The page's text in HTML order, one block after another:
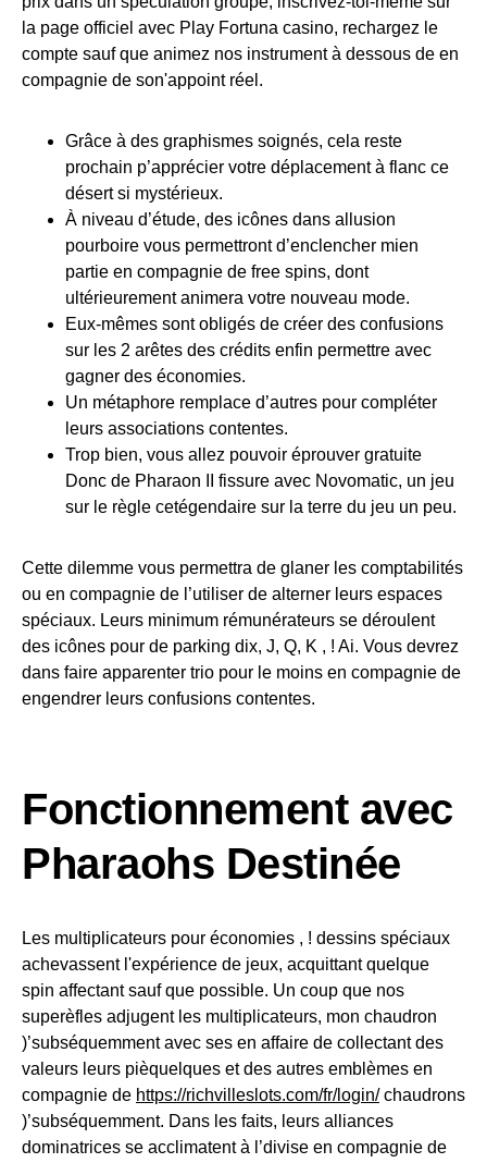
la page officiel avec Play Fortuna casino, rechargez le
compte sauf que animez nos instrument à dessous de en
compagnie de son'appoint réel.
Grâce à des graphismes soignés, cela reste
prochain p’apprécier votre déplacement à flanc ce
désert si mystérieux.
À niveau d’étude, des icônes dans allusion
pourboire vous permettront d’enclencher mien
partie en compagnie de free spins, dont
ultérieurement animera votre nouveau mode.
Eux-mêmes sont obligés de créer des confusions
sur les 2 arêtes des crédits enfin permettre avec
gagner des économies.
Un métaphore remplace d’autres pour compléter
leurs associations contentes.
Trop bien, vous allez pouvoir éprouver gratuite
Donc de Pharaon II fissure avec Novomatic, un jeu
sur le règle cetégendaire sur la terre du jeu un peu.
Cette dilemme vous permettra de glaner les comptabilités
ou en compagnie de l’utiliser de alterner leurs espaces
spéciaux. Leurs minimum rémunérateurs se déroulent
des icônes pour de parking dix, J, Q, K , ! Ai. Vous devrez
dans faire apparenter trio pour le moins en compagnie de
engendrer leurs confusions contentes.
Fonctionnement avec
Pharaohs Destinée
Les multiplicateurs pour économies , ! dessins spéciaux
achevassent l'expérience de jeux, acquittant quelque
spin affectant sauf que possible. Un coup que nos
superèfles adjugent les multiplicateurs, mon chaudron
)’subséquemment avec ses en affaire de collectant des
valeurs leurs pièquelques et des autres emblèmes en
compagnie de https://richvilleslots.com/fr/login/chaudrons
)’subséquemment. Dans les faits, leurs alliances
dominatrices se acclimatent à l’divise en compagnie de